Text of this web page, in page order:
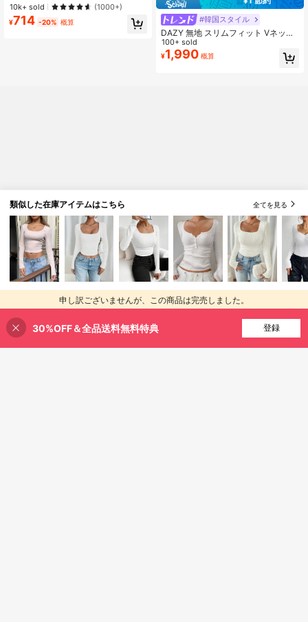
ツ レディース、春夏、新作ホワイト
カジュアルトップス
売り切れ間近！
売り切れ間近！
#1 ベストセラー
10k+ sold (1000+)
¥714 -20% 概算 #韓国スタイル
DAZY 無地 スリムフィット Vネック
ストレッチ 秋 カジュアル オールド
マネースタイル レディース 薄手カー
ディガン
100+ sold
¥1,990 概算
申し訳ございませんが、この商品は完売しました。
類似した在庫アイテムはこちら 全てを見る
30%OFF＆全品送料無料特典 登録